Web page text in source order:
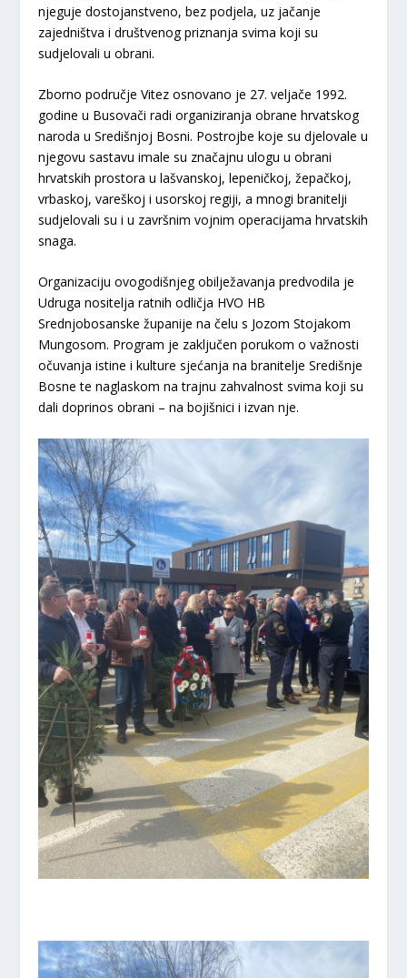
njeguje dostojanstveno, bez podjela, uz jačanje
zajedništva i društvenog priznanja svima koji su
sudjelovali u obrani.
Zborno područje Vitez osnovano je 27. veljače 1992.
godine u Busovači radi organiziranja obrane hrvatskog
naroda u Središnjoj Bosni. Postrojbe koje su djelovale u
njegovu sastavu imale su značajnu ulogu u obrani
hrvatskih prostora u lašvanskoj, lepeničkoj, žepačkoj,
vrbaskoj, vareškoj i usorskoj regiji, a mnogi branitelji
sudjelovali su i u završnim vojnim operacijama hrvatskih
snaga.
Organizaciju ovogodišnjeg obilježavanja predvodila je
Udruga nositelja ratnih odličja HVO HB
Srednjobosanske županije na čelu s Jozom Stojakom
Mungosom. Program je zaključen porukom o važnosti
očuvanja istine i kulture sjećanja na branitelje Središnje
Bosne te naglaskom na trajnu zahvalnost svima koji su
dali doprinos obrani – na bojišnici i izvan nje.